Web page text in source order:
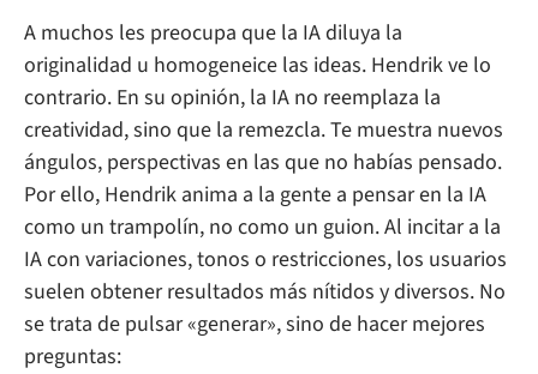
A muchos les preocupa que la IA diluya la
originalidad u homogeneice las ideas. Hendrik ve lo
contrario. En su opinión, la IA no reemplaza la
creatividad, sino que la remezcla. Te muestra nuevos
ángulos, perspectivas en las que no habías pensado.
Por ello, Hendrik anima a la gente a pensar en la IA
como un trampolín, no como un guion. Al incitar a la
IA con variaciones, tonos o restricciones, los usuarios
suelen obtener resultados más nítidos y diversos. No
se trata de pulsar «generar», sino de hacer mejores
preguntas: